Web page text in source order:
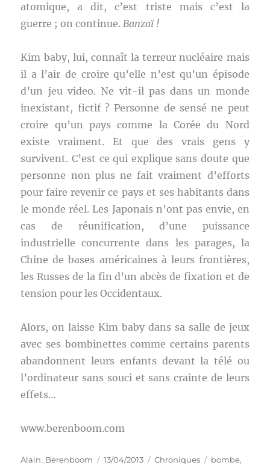
atomique, a dit, c’est triste mais c’est la
guerre ; on continue.Banzaï !
Kim baby, lui, connaît la terreur nucléaire mais
il a l’air de croire qu’elle n’est qu’un épisode
d’un jeu video. Ne vit-il pas dans un monde
inexistant, fictif ? Personne de sensé ne peut
croire qu’un pays comme la Corée du Nord
existe vraiment. Et que des vrais gens y
survivent. C’est ce qui explique sans doute que
personne non plus ne fait vraiment d’efforts
pour faire revenir ce pays et ses habitants dans
le monde réel. Les Japonais n’ont pas envie, en
cas de réunification, d’une puissance
industrielle concurrente dans les parages, la
Chine de bases américaines à leurs frontières,
les Russes de la fin d’un abcès de fixation et de
tension pour les Occidentaux.
Alors, on laisse Kim baby dans sa salle de jeux
avec ses bombinettes comme certains parents
abandonnent leurs enfants devant la télé ou
l’ordinateur sans souci et sans crainte de leurs
effets…
www.berenboom.com
Auteur
Alain_Berenboom
Publié
13/04/2013 Catégories
Chroniques Étiquettes
bombe,